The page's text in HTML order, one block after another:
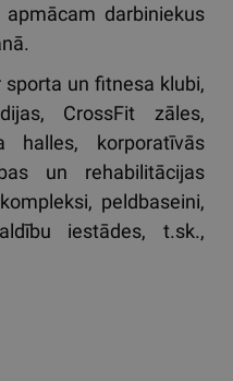
darbiniekus
un fitnesa klubi,
CrossFit zāles,
halles, korporatīvās
un rehabilitācijas
peldbaseini,
iestādes, t.sk.,